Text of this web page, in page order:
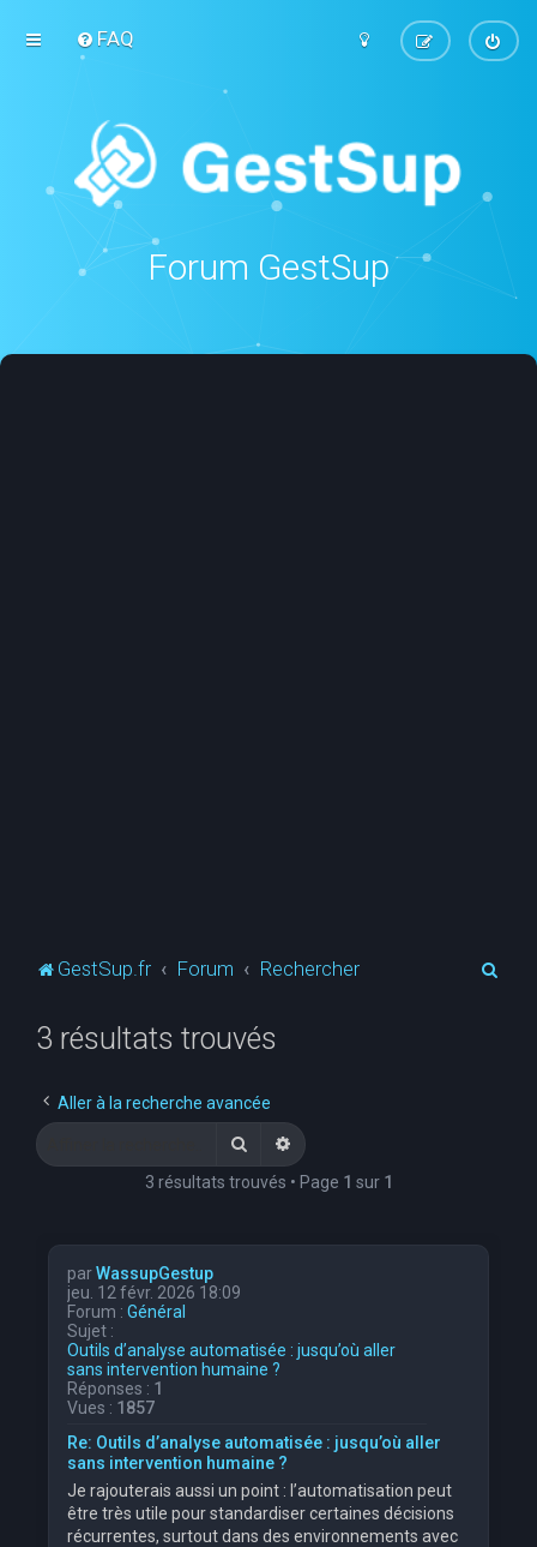
FAQ
Forum GestSup
GestSup.fr Forum Rechercher
3 résultats trouvés
Aller à la recherche avancée
RechercherRecherche avancée
3 résultats trouvés • Page 1 sur 1
parWassupGestup
jeu. 12 févr. 2026 18:09
Forum : Général
Sujet :
Outils d’analyse automatisée : jusqu’où aller
sans intervention humaine ?
Réponses : 1
Vues : 1857
Re: Outils d’analyse automatisée : jusqu’où aller
sans intervention humaine ?
Je rajouterais aussi un point : l’automatisation peut
être très utile pour standardiser certaines décisions
récurrentes, surtout dans des environnements avec